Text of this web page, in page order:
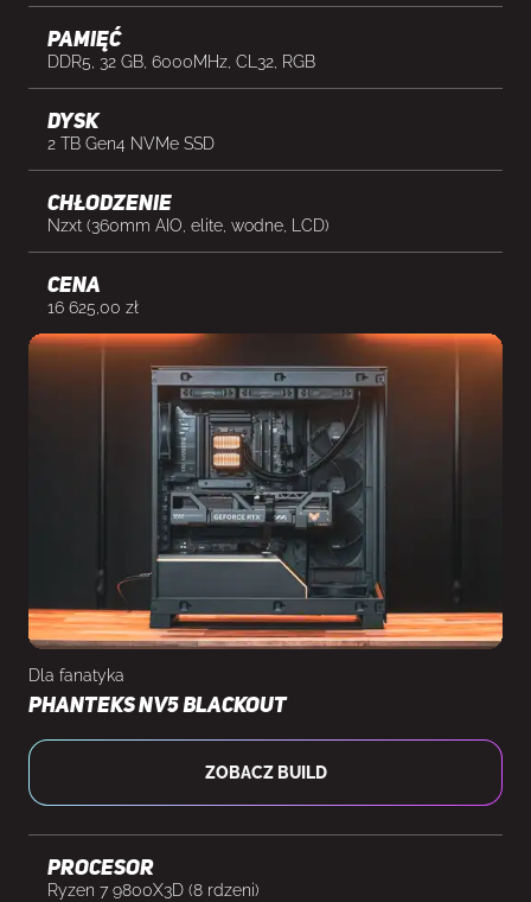
Pamięć
DDR5, 32 GB, 6000MHz, CL32, RGB
Dysk
2 TB Gen4 NVMe SSD
Chłodzenie
Nzxt (360mm AIO, elite, wodne, LCD)
cena
16 625,00 zł
Dla fanatyka
Phanteks NV5 Blackout
ZOBACZ BUILD
Procesor
Ryzen 7 9800X3D (8 rdzeni)